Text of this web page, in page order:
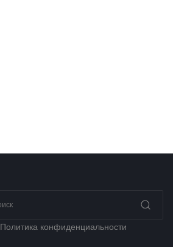
Политика конфиденциальности